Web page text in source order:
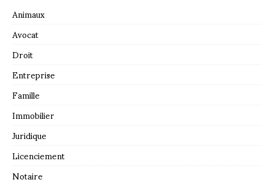
Animaux
Avocat
Droit
Entreprise
Famille
Immobilier
Juridique
Licenciement
Notaire